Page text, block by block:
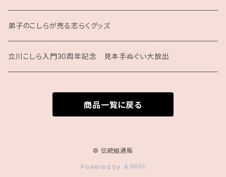
月刊こしら用ファイル
月刊こしらバックナンバーセット（紙版）
弟子のこしらが売る志らくグッズ
立川こしら入門30周年記念 見本手ぬぐい大放出
商品一覧に戻る
© 伝統組通販
Powered by